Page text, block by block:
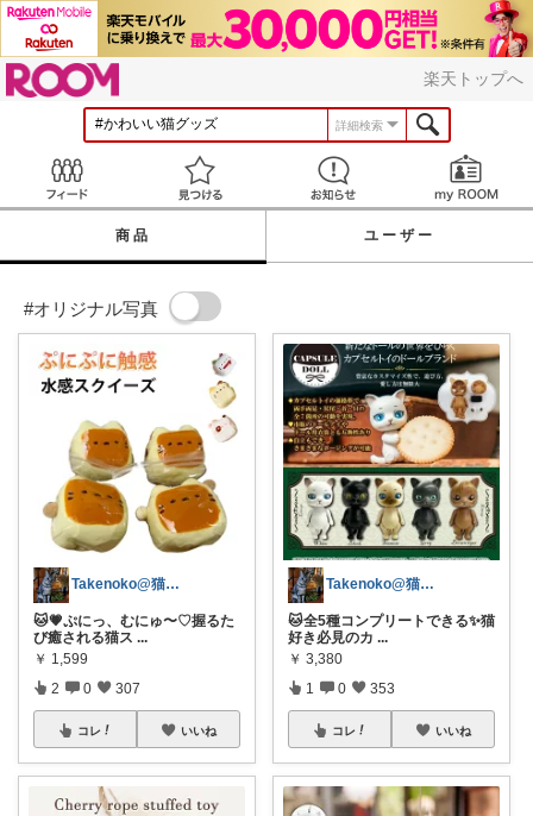
楽天トップへ
詳細検索
見つける お知らせ
商品 ユーザー
#オリジナル写真
Takenoko@猫関連グッズ中心です！
🐱💗ぷにっ、むにゅ〜♡握るた
び癒される猫ス ...
￥ 1,599
2 0 307
コレ いいね
Takenoko@猫関連グッズ中心です！
🐱全5種コンプリートできる✨猫
好き必見のカ ...
￥ 3,380
1 0 353
コレ いいね